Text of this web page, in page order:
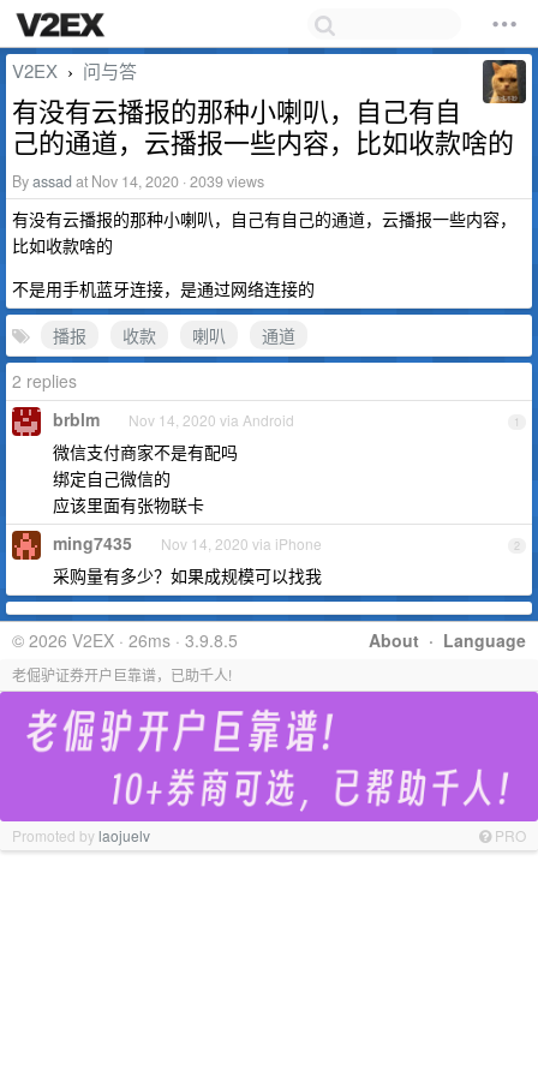
V2EX › 问与答
有没有云播报的那种小喇叭，自己有自
己的通道，云播报一些内容，比如收款啥的
Byassad at Nov 14, 2020 · 2039 views
有没有云播报的那种小喇叭，自己有自己的通道，云播报一些内容，
比如收款啥的
不是用手机蓝牙连接，是通过网络连接的
播报
收款 喇叭
通道
2 replies
1
brblm Nov 14, 2020 via Android
微信支付商家不是有配吗
绑定自己微信的
应该里面有张物联卡
2
ming7435 Nov 14, 2020 via iPhone
采购量有多少？如果成规模可以找我
About · Language
© 2026 V2EX · 26ms · 3.9.8.5
老倔驴证券开户巨靠谱，已助千人!
Promoted bylaojuelv PRO